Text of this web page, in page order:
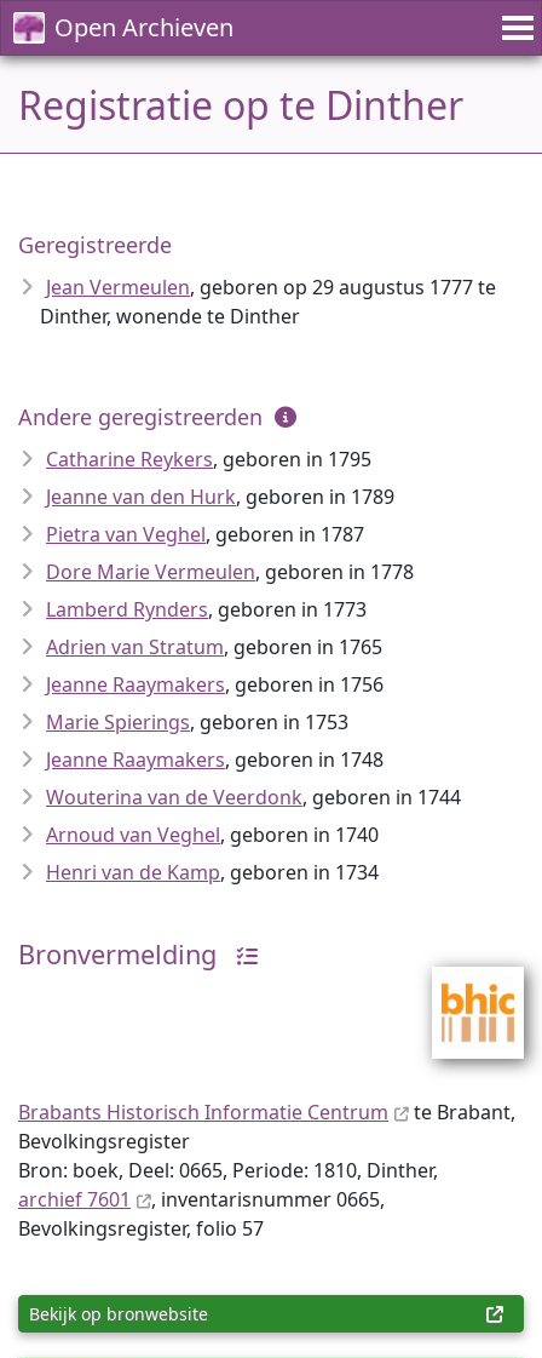
Open Archieven
Registratie op te Dinther
Geregistreerde
Jean Vermeulen, geboren op 29 augustus 1777 te
Dinther, wonende te Dinther
Andere geregistreerden
Catharine Reykers, geboren in 1795
Jeanne van den Hurk, geboren in 1789
Pietra van Veghel, geboren in 1787
Dore Marie Vermeulen, geboren in 1778
Lamberd Rynders, geboren in 1773
Adrien van Stratum, geboren in 1765
Jeanne Raaymakers, geboren in 1756
Marie Spierings, geboren in 1753
Jeanne Raaymakers, geboren in 1748
Wouterina van de Veerdonk, geboren in 1744
Arnoud van Veghel, geboren in 1740
Henri van de Kamp, geboren in 1734
Bronvermelding
Brabants Historisch Informatie Centrum
te Brabant,
Bevolkingsregister
Bron: boek, Deel: 0665, Periode: 1810, Dinther,
archief 7601
, inventaris­num­mer 0665,
Bevolkingsregister, folio 57
Bekijk op bronwebsite